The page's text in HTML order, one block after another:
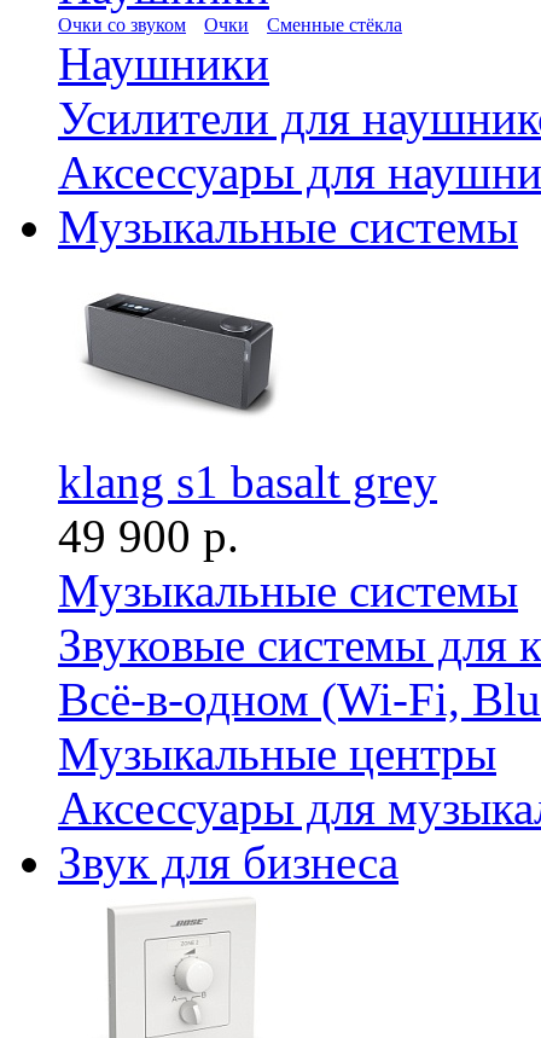
Очки со звуком Очки Сменные стёкла
Наушники
Усилители для
Аксессуары для
Музыкальные системы
klang s1 basalt grey
49 900 р.
Музыкальные системы
Звуковые системы для
Всё-в-одном (Wi-Fi,
Музыкальные центры
Аксессуары для
Звук для бизнеса